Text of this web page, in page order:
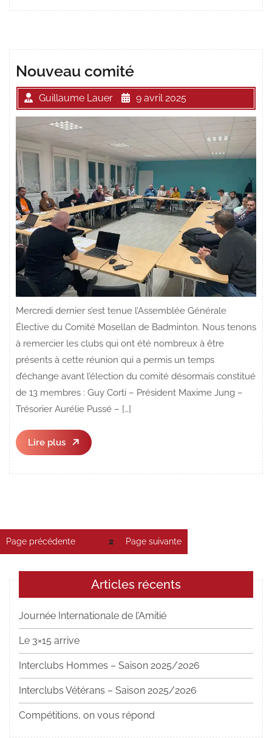
Nouveau comité
Guillaume Lauer 9 avril 2025
Mercredi dernier s’est tenue l’Assemblée Générale
Élective du Comité Mosellan de Badminton. Nous tenons
à remercier les clubs qui ont été nombreux à être
présents à cette réunion qui a permis un temps
d’échange avant l’élection du comité désormais constitué
de 13 membres : Guy Corti – Président Maxime Jung –
Trésorier Aurélie Pussé – […]
Lire plus
Lire
plus
Pagination
des
publications
Page précédente Page2 Page suivante
Articles récents
Journée Internationale de l’Amitié
Le 3×15 arrive
Interclubs Hommes – Saison 2025/2026
Interclubs Vétérans – Saison 2025/2026
Compétitions, on vous répond